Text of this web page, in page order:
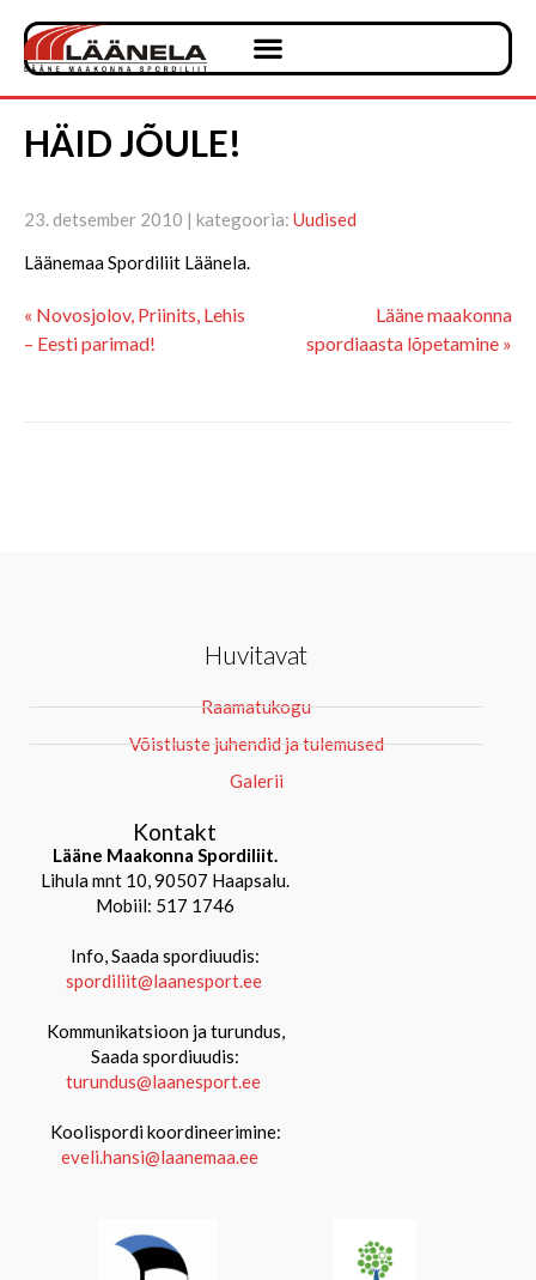
HÄID JÕULE!
23. detsember 2010 | kategooria: Uudised
Läänemaa Spordiliit Läänela.
« Novosjolov, Priinits, Lehis
– Eesti parimad!
Lääne maakonna
spordiaasta lõpetamine »
Huvitavat
Raamatukogu
Võistluste juhendid ja tulemused
Galerii
Kontakt
Lääne Maakonna Spordiliit.
Lihula mnt 10, 90507 Haapsalu.
Mobiil: 517 1746
Info, Saada spordiuudis:
spordiliit@laanesport.ee
Kommunikatsioon ja turundus,
Saada spordiuudis:
turundus@laanesport.ee
Koolispordi koordineerimine:
eveli.hansi@laanemaa.ee